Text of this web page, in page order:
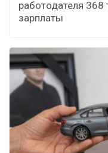
работодателя
зарплаты